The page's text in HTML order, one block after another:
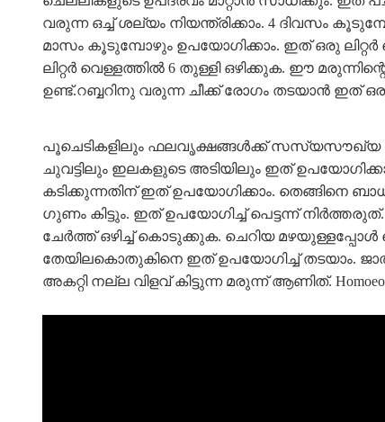
വരുന്ന ഒച്ച് ശല്യം നിയന്ത്രിക്കാം. 4 ദിവസം
മാസം കൂടുമ്പോഴും ഉപയോഗിക്കാം. ഇത് ഒരു ലിറ്റർ
ലിറ്റർ വെള്ളത്തിൽ 6 തുള്ളി ഒഴിക്കുക. ഈ
ഉണ്ട്.റബ്ബറിനു വരുന്ന ചീക്ക് രോഗം തടയാൻ ഇത് ഒരു
പൂചെടികളിലും ഫലവൃക്ഷങ്ങൾക്ക് സസ്യസൗഖ്യ
ചുവട്ടിലും ഇലകളുടെ അടിയിലും ഇത്
കടിക്കുന്നതിന് ഇത് ഉപയോഗിക്കാം.
ഗുണം കിട്ടും. ഇത് ഉപയോഗിച്ച് പെട്ടന്ന്
ചേർത്ത് ഒഴിച്ച് കൊടുക്കുക. ചെറിയ
തേയിലകൊതുകിനെ ഇത് ഉപയോഗിച്ച് തടയാം.
അകറ്റി നല്ല വിളവ് കിട്ടുന്ന മരുന്ന് ആണിത്. Homoeo